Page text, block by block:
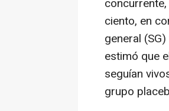
ciento, en
general
estimó que
seguían
grupo